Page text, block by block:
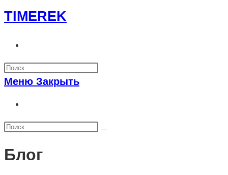
Перейти
к
TIMEREK
по
веб-
Меню Закрыть
по
сайту
Блог